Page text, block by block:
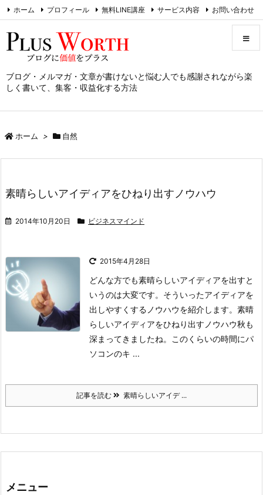
ブログ・メルマガ・文章が書けないと悩む人でも感謝されながら楽
しく書いて、集客・収益化する方法
メニュ
ホーム プロフィール 無料LINE講座 サービス内容 お問い合わせ
ホーム > 自然
素晴らしいアイディアをひねり出すノウハウ
2014年10月20日 ビジネスマインド
2015年4月28日
どんな方でも素晴らしいアイディアを出すと
いうのは大変です。そういったアイディアを
出しやすくするノウハウを紹介します。素晴
らしいアイディアをひねり出すノウハウ秋も
深まってきましたね。
このくらいの時間にパ
ソコンのキ ...
記事を読む 素晴らしいアイデ ...
メニュー